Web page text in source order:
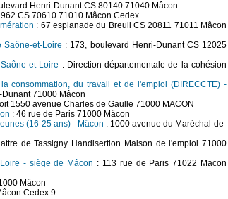
Henri-Dunant CS 80140 71040 Mâcon
CS 70610 71010 Mâcon Cedex
: 67 esplanade du Breuil CS 20811 71011 Mâcon
Saône-et-Loire : 173, boulevard Henri-Dunant CS 12025
et-Loire : Direction départementale de la cohésion
consommation, du travail et de l'emploi (DIRECCTE) -
71000 Mâcon
1550 avenue Charles de Gaulle 71000 MACON
: 46 rue de Paris 71000 Mâcon
(16-25 ans) - Mâcon : 1000 avenue du Maréchal-de-
de Tassigny Handisertion Maison de l'emploi 71000
- siège de Mâcon : 113 rue de Paris 71022 Macon
Mâcon
Cedex 9